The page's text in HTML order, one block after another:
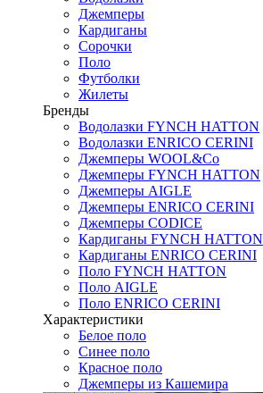
Джемперы
Кардиганы
Сорочки
Поло
Футболки
Жилеты
Бренды
Водолазки FYNCH HATTON
Водолазки ENRICO CERINI
Джемперы WOOL&Co
Джемперы FYNCH HATTON
Джемперы AIGLE
Джемперы ENRICO CERINI
Джемперы CODICE
Кардиганы FYNCH HATTON
Кардиганы ENRICO CERINI
Поло FYNCH HATTON
Поло AIGLE
Поло ENRICO CERINI
Характеристики
Белое поло
Синее поло
Красное поло
Джемперы из Кашемира